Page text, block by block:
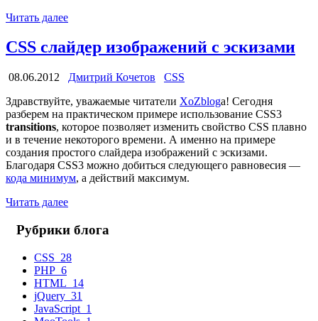
Читать далее
CSS слайдер изображений с эскизами
08.06.2012 Дмитрий Кочетов
CSS
Здравствуйте, уважаемые читатели XoZbloga! Сегодня
разберем на практическом примере использование CSS3
transitions, которое позволяет изменить свойство CSS плавно
и в течение некоторого времени. А именно на примере
создания простого слайдера изображений с эскизами.
Благодаря CSS3 можно добиться следующего равновесия —
кода минимум, а действий максимум.
Читать далее
Рубрики блога
CSS 28
PHP 6
HTML 14
jQuery 31
JavaScript 1